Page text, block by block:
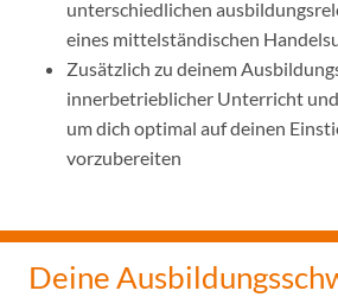
unterschiedlichen
eines mittelständischen
Zusätzlich zu deinem
innerbetrieblicher Unterricht
um dich optimal auf deinen
vorzubereiten
Deine